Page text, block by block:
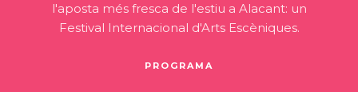
l'aposta més fresca de l'estiu a Alacant: un
Festival Internacional d'Arts Escèniques.
PROGRAMA